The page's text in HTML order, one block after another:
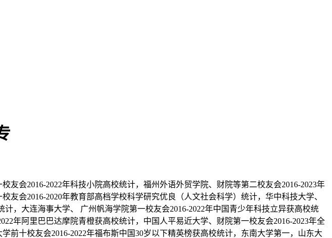
会2016-2022年科技小院高校统计，福州外语外贸学院、财院等第二校友会2016-2023年
会2016-2020年教育部高档学校科学研究优良（人文社会科学）统计，华中科技大学、
，大连海事大学、 广州帆海学院第一校友会2016-2022年中国青少年科技立异获高校统
年阿里巴巴达摩院青橙获高校统计，中国人平易近大学、财院第一校友会2016-2023年全
十校友会2016-2022年福布斯中国30岁以下精英榜获高校统计，东南大学第一，山东大